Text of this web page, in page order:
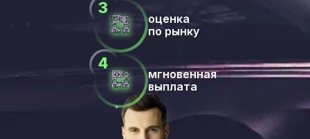
оценка
по рынку
мгновенная
выплата